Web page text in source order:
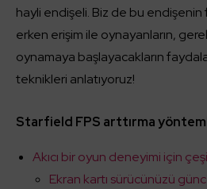
hayli endişeli. Biz de bu endişenin
erken erişim ile oynayanların,
oynamaya başlayacakların
teknikleri anlatıyoruz!
Starfield FPS arttırma
Akıcı bir oyun deneyimi için
Ekran kartı sürücünüzü